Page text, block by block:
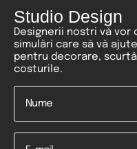
Studio Design
Designerii nostri vă
simulări care să vă
pentru decorare,
costurile.
Nume
Email